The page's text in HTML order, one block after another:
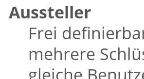
Aussteller
Frei
mehrere
gleiche